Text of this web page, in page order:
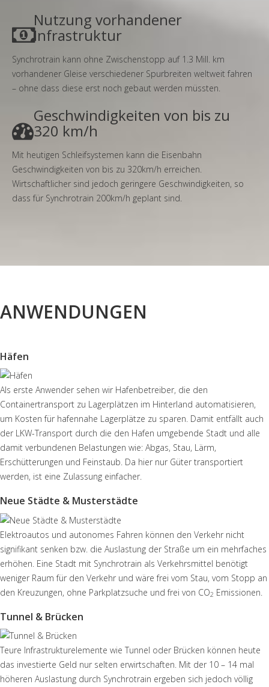
Nutzung vorhandener
Infrastruktur
Synchrotrain kann ohne Zwischenstopp auf 1.3 Mill. km
vorhandener Gleise verschiedener Spurbreiten weltweit fahren
– ohne dass diese erst noch gebaut werden müssten.
Geschwindigkeiten von bis zu
320 km/h
Mit heutigen Schleifsystemen kann die Eisenbahn
Geschwindigkeiten von bis zu 320km/h erreichen.
Wirtschaftlicher sind jedoch geringere Geschwindigkeiten, so
dass für Synchrotrain 200km/h geplant sind.
ANWENDUNGEN
Häfen
Als erste Anwender sehen wir Hafenbetreiber, die den
Containertransport zu Lagerplätzen im Hinterland automatisieren,
um Kosten für hafennahe Lagerplätze zu sparen. Damit entfällt auch
der LKW-Transport durch die den Hafen umgebende Stadt und alle
damit verbundenen Belastungen wie: Abgas, Stau, Lärm,
Erschütterungen und Feinstaub. Da hier nur Güter transportiert
werden, ist eine Zulassung einfacher.
Neue Städte & Musterstädte
Elektroautos und autonomes Fahren können den Verkehr nicht
signifikant senken bzw. die Auslastung der Straße um ein mehrfaches
erhöhen. Eine Stadt mit Synchrotrain als Verkehrsmittel benötigt
weniger Raum für den Verkehr und wäre frei vom Stau, vom Stopp an
den Kreuzungen, ohne Parkplatzsuche und frei von CO2 Emissionen.
Tunnel & Brücken
Teure Infrastrukturelemente wie Tunnel oder Brücken können heute
das investierte Geld nur selten erwirtschaften. Mit der 10 – 14 mal
höheren Auslastung durch Synchrotrain ergeben sich jedoch völlig